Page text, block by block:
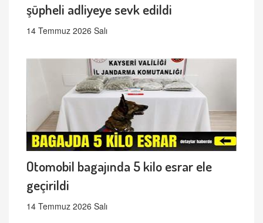
şüpheli adliyeye sevk edildi
14 Temmuz 2026 Salı
Otomobil bagajında 5 kilo esrar ele
geçirildi
14 Temmuz 2026 Salı